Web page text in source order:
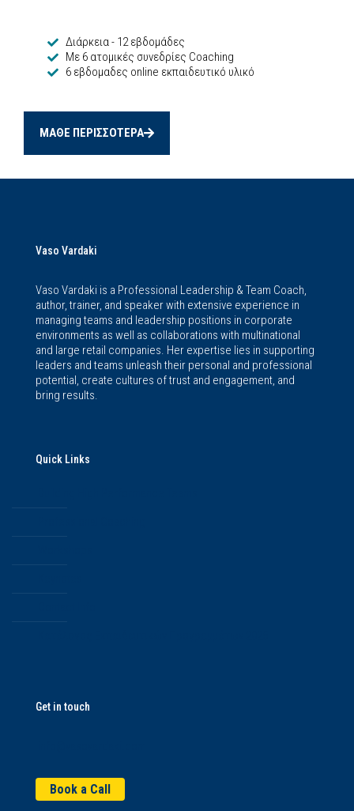
Διάρκεια - 12 εβδομάδες
Με 6 ατομικές συνεδρίες Coaching
6 εβδομαδες online εκπαιδευτικό υλικό
ΜΑΘΕ ΠΕΡΙΣΣΟΤΕΡΑ
Vaso Vardaki
Vaso Vardaki is a Professional Leadership & Team Coach,
author, trainer, and speaker with extensive experience in
managing teams and leadership positions in corporate
environments as well as collaborations with multinational
and large retail companies. Her expertise lies in supporting
leaders and teams unleash their personal and professional
potential, create cultures of trust and engagement, and
bring results.
Quick Links
Get in touch
Book a Call